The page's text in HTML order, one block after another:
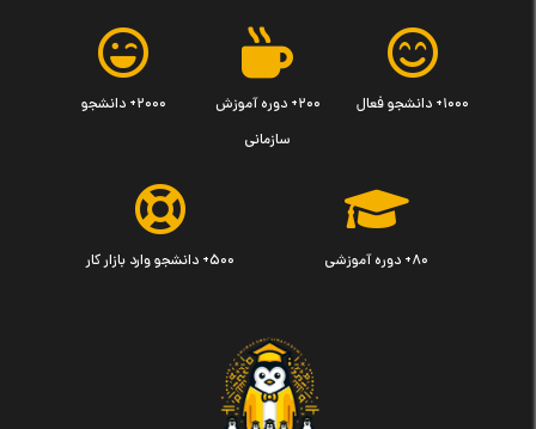
۱۰۰۰+ دانشجو فعال
۲۰۰+ دوره آموزش
سازمانی
۲۰۰۰+ دانشجو
۸۰+ دوره آموزشی ۵۰۰+ دانشجو وارد بازار کار